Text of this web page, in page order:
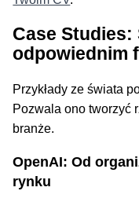
Case
odpowiednim
Przykłady ze świata
Pozwala ono tworzyć
branże.
OpenAI: Od
rynku